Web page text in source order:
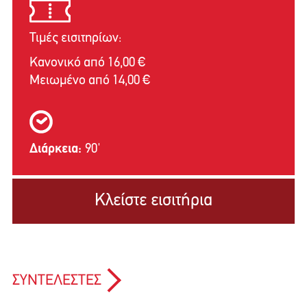
Τιμές εισιτηρίων:
Κανονικό από 16,00 €
Μειωμένο από 14,00 €
Διάρκεια: 90'
Κλείστε εισιτήρια
ΣΥΝΤΕΛΕΣΤΕΣ